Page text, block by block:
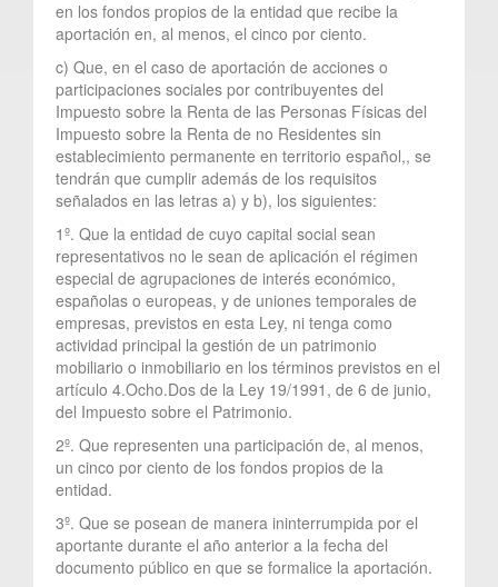
en los fondos propios de la entidad que recibe la
aportación en, al menos, el cinco por ciento.
c) Que, en el caso de aportación de acciones o
participaciones sociales por contribuyentes del
Impuesto sobre la Renta de las Personas Físicas del
Impuesto sobre la Renta de no Residentes sin
establecimiento permanente en territorio español,, se
tendrán que cumplir además de los requisitos
señalados en las letras a) y b), los siguientes:
1º. Que la entidad de cuyo capital social sean
representativos no le sean de aplicación el régimen
especial de agrupaciones de interés económico,
españolas o europeas, y de uniones temporales de
empresas, previstos en esta Ley, ni tenga como
actividad principal la gestión de un patrimonio
mobiliario o inmobiliario en los términos previstos en el
artículo 4.Ocho.Dos de la Ley 19/1991, de 6 de junio,
del Impuesto sobre el Patrimonio.
2º. Que representen una participación de, al menos,
un cinco por ciento de los fondos propios de la
entidad.
3º. Que se posean de manera ininterrumpida por el
aportante durante el año anterior a la fecha del
documento público en que se formalice la aportación.